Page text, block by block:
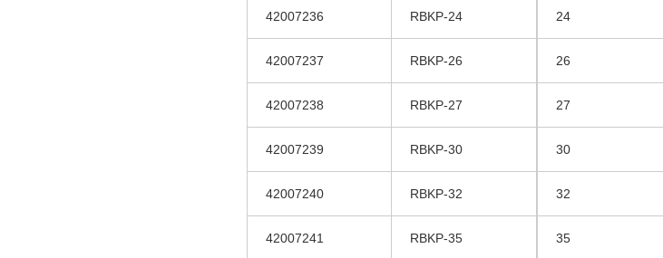
42007236 RBKP-24
42007237 RBKP-26
42007238 RBKP-27
42007239 RBKP-30
42007240 RBKP-32
42007241 RBKP-35
24
26
27
30
32
35